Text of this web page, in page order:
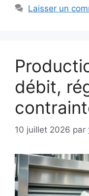
Laisser un
débit,
10 juillet 2026 par